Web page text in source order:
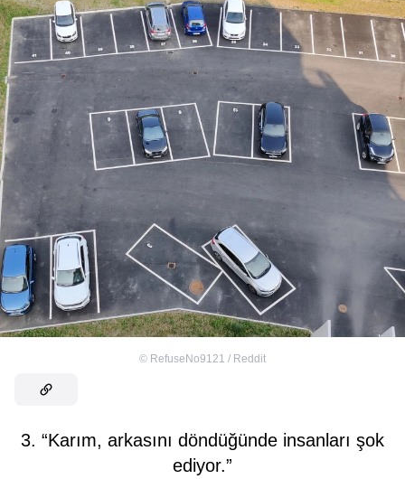
© RefuseNo9121 / Reddit
3. “Karım, arkasını döndüğünde insanları şok
ediyor.”